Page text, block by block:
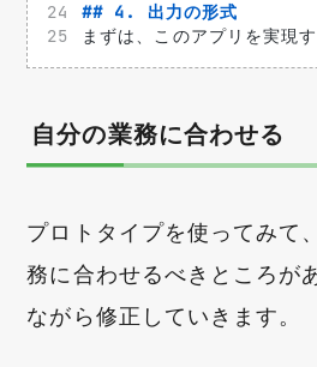
## 4. 出力の形式
まずは、このアプリを実現
自分の業務に合わせる
プロトタイプを使ってみて
務に合わせるべきところが
ながら修正していきます。